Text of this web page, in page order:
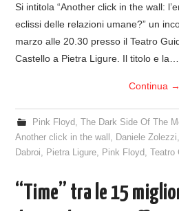
Si intitola “Another click in the wall:
eclissi delle relazioni umane?” un
marzo alle 20.30 presso il Teatro
Castello a Pietra Ligure. Il titolo e la…
Continua →
Pink Floyd, The Dark Side Of The
Another click in the wall , Daniele Zolezzi,
Dabroi, Pietra Ligure, Pink Floyd,Teatro
“Time” tra le 15